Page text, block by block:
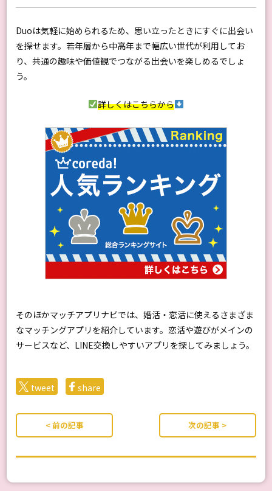
Duoは気軽に始められるため、思い立ったときにすぐに出会い
を探せます。若年層から中高年まで幅広い世代が利用してお
り、共通の趣味や価値観でつながる出会いを楽しめるでしょ
う。
詳しくはこちらから
そのほかマッチアプリナビでは、婚活・恋活に使えるさまざま
なマッチングアプリを紹介しています。恋活や遊びがメインの
サービスなど、LINE交換しやすいアプリを探してみましょう。
tweet share
< 前の記事 次の記事 >